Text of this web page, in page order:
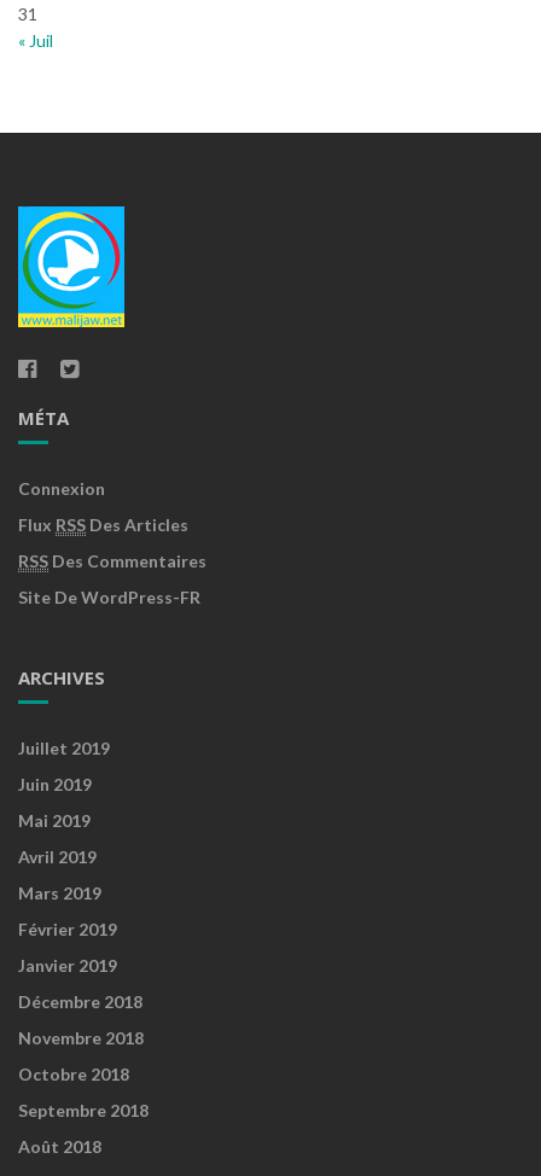
« Juil
31
MÉTA
Connexion
Flux RSS Des Articles
RSS Des Commentaires
Site De WordPress-FR
ARCHIVES
Juillet 2019
Juin 2019
Mai 2019
Avril 2019
Mars 2019
Février 2019
Janvier 2019
Décembre 2018
Novembre 2018
Octobre 2018
Septembre 2018
Août 2018